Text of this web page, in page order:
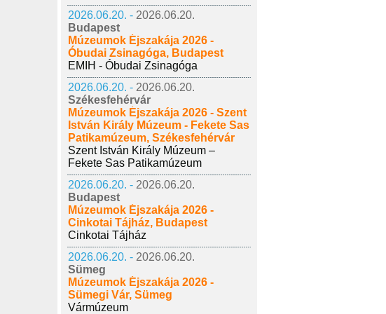
2026.06.20. - 2026.06.20.
Budapest
Múzeumok Éjszakája 2026 -
Óbudai Zsinagóga, Budapest
EMIH - Óbudai Zsinagóga
2026.06.20. - 2026.06.20.
Székesfehérvár
Múzeumok Éjszakája 2026 - Szent
István Király Múzeum - Fekete Sas
Patikamúzeum, Székesfehérvár
Szent István Király Múzeum –
Fekete Sas Patikamúzeum
2026.06.20. - 2026.06.20.
Budapest
Múzeumok Éjszakája 2026 -
Cinkotai Tájház, Budapest
Cinkotai Tájház
2026.06.20. - 2026.06.20.
Sümeg
Múzeumok Éjszakája 2026 -
Sümegi Vár, Sümeg
Vármúzeum